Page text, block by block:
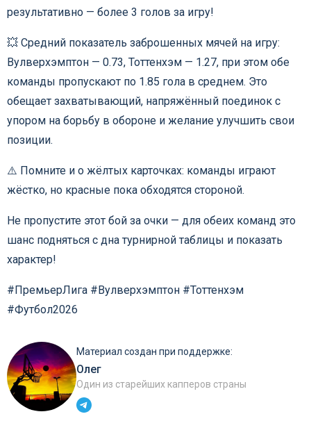
результативно — более 3 голов за игру!
💥 Средний показатель заброшенных мячей на игру:
Вулверхэмптон — 0.73, Тоттенхэм — 1.27, при этом обе
команды пропускают по 1.85 гола в среднем. Это
обещает захватывающий, напряжённый поединок с
упором на борьбу в обороне и желание улучшить свои
позиции.
⚠️ Помните и о жёлтых карточках: команды играют
жёстко, но красные пока обходятся стороной.
Не пропустите этот бой за очки — для обеих команд это
шанс подняться с дна турнирной таблицы и показать
характер!
#ПремьерЛига #Вулверхэмптон #Тоттенхэм
#Футбол2026
Материал создан при поддержке:
Олег
Один из старейших капперов страны